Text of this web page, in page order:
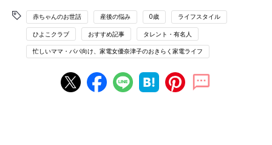
赤ちゃんのお世話 産後の悩み 0歳 ライフスタイル
ひよこクラブ おすすめ記事 タレント・有名人
忙しいママ・パパ向け、家電女優奈津子のおきらく家電ライフ